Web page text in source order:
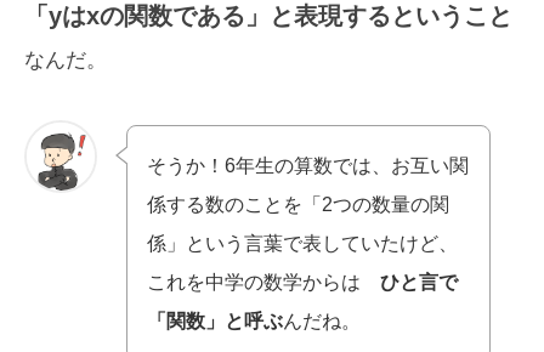
「yはxの関数である」と表現するということ
なんだ。
そうか！6年生の算数では、お互い関
係する数のことを「2つの数量の関
係」という言葉で表していたけど、
これを中学の数学からは ひと言で
「関数」と呼ぶんだね。